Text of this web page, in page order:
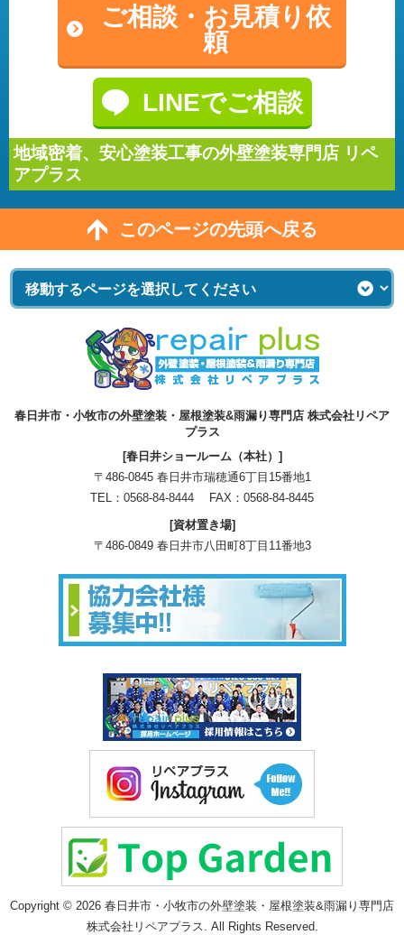
ご相談・ お見積り依
頼
LINEでご相談
地域密着、安心塗装工事の外壁塗装専門店 リペ
アプラス
このページの先頭へ戻る
春日井市・小牧市の外壁塗装・屋根塗装&雨漏り専門店 株式会社リペア
プラス
[春日井ショールーム（本社）]
〒486-0845 春日井市瑞穂通6丁目15番地1
TEL： 0568-84-8444 FAX：0568-84-8445
[資材置き場]
〒486-0849 春日井市八田町8丁目11番地3
Copyright © 2026 春日井市・小牧市の外壁塗装・屋根塗装&雨漏り専門店
株式会社リペアプラス. All Rights Reserved.